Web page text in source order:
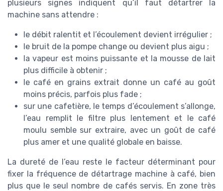
plusieurs signes indiquent qu’il faut détartrer la
machine sans attendre :
le débit ralentit et l’écoulement devient irrégulier ;
le bruit de la pompe change ou devient plus aigu ;
la vapeur est moins puissante et la mousse de lait
plus difficile à obtenir ;
le café en grains extrait donne un café au goût
moins précis, parfois plus fade ;
sur une cafetière, le temps d’écoulement s’allonge,
l’eau remplit le filtre plus lentement et le café
moulu semble sur extraire, avec un goût de café
plus amer et une qualité globale en baisse.
La dureté de l’eau reste le facteur déterminant pour
fixer la fréquence de détartrage machine à café, bien
plus que le seul nombre de cafés servis. En zone très